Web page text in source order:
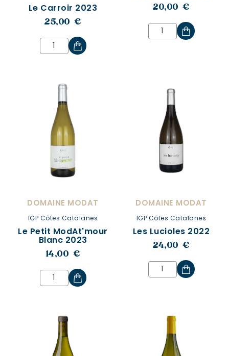
Le Carroir 2023
25,00 €
20,00 €
DOMAINE MODAT
IGP Côtes Catalanes
Le Petit ModAt'mour
Blanc 2023
14,00 €
DOMAINE MODAT
IGP Côtes Catalanes
Les Lucioles 2022
24,00 €